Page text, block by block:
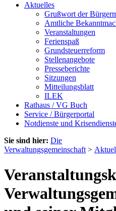
Aktuelles
Grußwort der
Amtliche
Veranstaltungen
Ferienspaß
Grundsteuerreform
Stellenangebote
Presseberichte
Sitzungen
Mitteilungsblatt
ILEK
Rathaus / VG Buch
Service / Bürgerportal
Notdienste und
Sie sind hier: Die
Verwaltungsgemeinschaft >